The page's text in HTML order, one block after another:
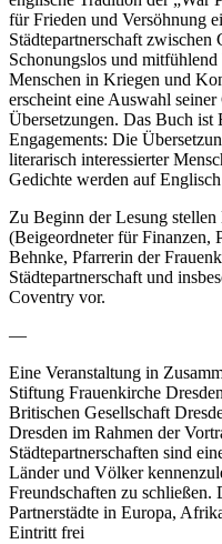
für Frieden und Versöhnung
Städtepartnerschaft
Schonungslos und
Menschen in Kriegen und
erscheint eine Auswahl
Übersetzungen. Das Buch ist
Engagements: Die
literarisch interessierter
Gedichte werden auf
Zu Beginn der Lesung
(Beigeordneter für Finanzen,
Behnke, Pfarrerin der
Städtepartnerschaft und
Coventry vor.
—
Eine Veranstaltung in
Stiftung Frauenkirche
Britischen Gesellschaft
Dresden im Rahmen der
Städtepartnerschaften sind
Länder und Völker
Freundschaften zu schließen.
Partnerstädte in Europa,
Eintritt frei